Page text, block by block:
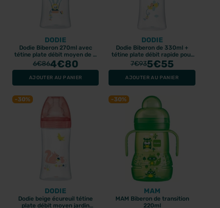
DODIE
Dodie Biberon 270ml avec
tétine plate débit moyen de 0
à 6 mois, motif mongolfière.
6€864€80
AJOUTER AU PANIER
DODIE
Dodie Biberon de 330ml +
tétine plate débit rapide pour
bébé dès 6 mois, motif Air
7€935€55
AJOUTER AU PANIER
-30%
DODIE
Dodie beige écureuil tétine
plate débit moyen jardin
-30%
MAM
MAM Biberon de transition
220ml